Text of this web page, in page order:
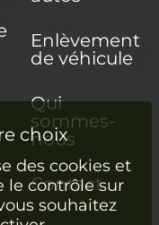
Enlèvement
de véhicule
Qui
sommes-
nous
Contact
des cookies et
le contrôle sur
souhaitez